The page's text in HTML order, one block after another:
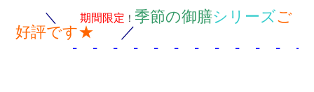
＼ 期間限定 ！ 季節の御膳シリーズご
好評です★
／
- - - - - - - - - - - -